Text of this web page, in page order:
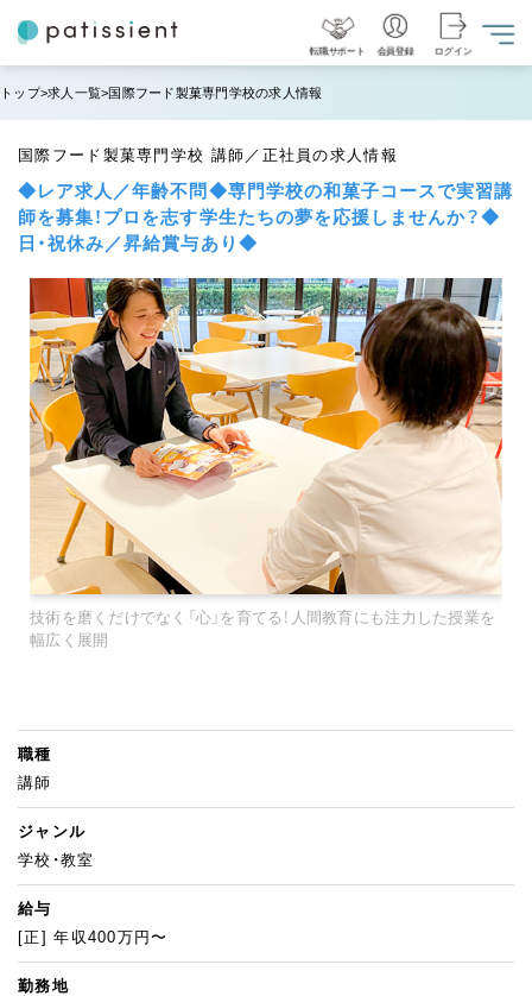
転職サポート 会員登録 ログイン
トップ 求人一覧 国際フード製菓専門学校の求人情報
国際フード製菓専門学校 講師／正社員の求人情報
◆レア求人／年齢不問◆専門学校の和菓子コースで実習講
師を募集！プロを志す学生たちの夢を応援しませんか？◆
日・祝休み／昇給賞与あり◆
技術を磨くだけでなく「心」を育てる！人間教育にも注力した授業を
幅広く展開
職種
講師
ジャンル
学校・教室
給与
[正] 年収400万円〜
勤務地